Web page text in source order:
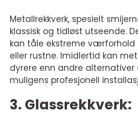
Metallrekkverk, spesielt
klassisk og tidløst utseende.
kan tåle ekstreme værforhold
eller rustne. Imidlertid kan
dyrere enn andre alternativer
muligens profesjonell
3. Glassrekkverk: